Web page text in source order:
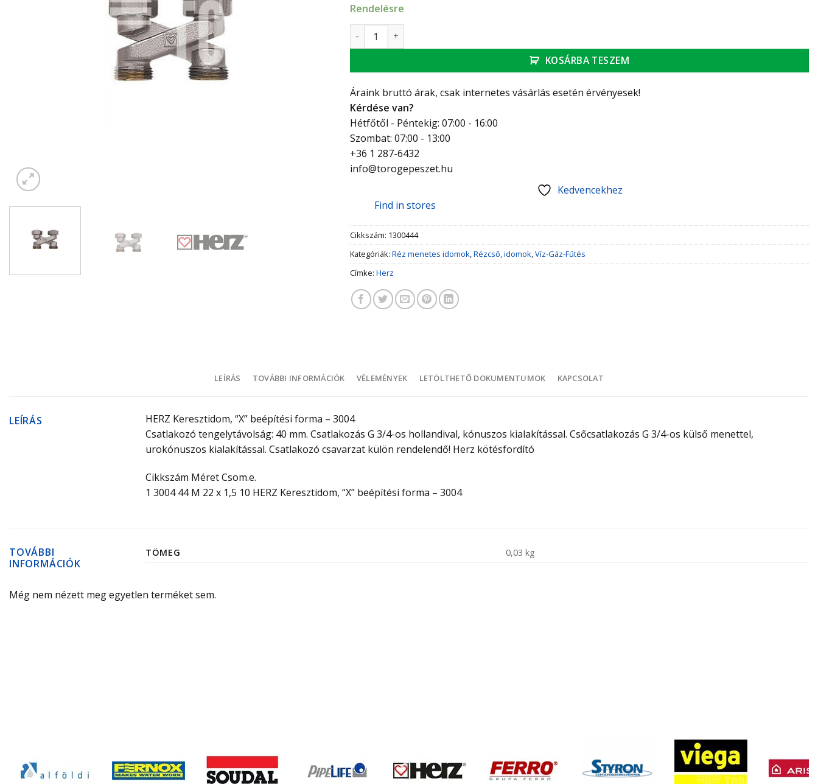
Rendelésre
Herz X keresztidom 3/4"x3/4"-40mm (2db) mennyiség
KOSÁRBA TESZEM
Áraink bruttó árak, csak internetes vásárlás esetén érvényesek!
Kérdése van?
Hétfőtől - Péntekig: 07:00 - 16:00
Szombat: 07:00 - 13:00
+36 1 287-6432
info@torogepeszet.hu
Kedvencekhez
Find in stores
Cikkszám: 1300444
Kategóriák: Réz menetes idomok Rézcső, idomok Víz-Gáz-Fűtés
Címke: Herz
LEÍRÁS TOVÁBBI INFORMÁCIÓK VÉLEMÉNYEK LETÖLTHETŐ DOKUMENTUMOK KAPCSOLAT
LEÍRÁS
HERZ Keresztidom, “X” beépítési forma – 3004
Csatlakozó tengelytávolság: 40 mm. Csatlakozás G 3/4-os hollandival, kónuszos kialakítással. Csőcsatlakozás G 3/4-os külső menettel,
urokónuszos kialakítással. Csatlakozó csavarzat külön rendelendő! Herz kötésfordító
Cikkszám Méret Csom.e.
1 3004 44 M 22 x 1,5 10 HERZ Keresztidom, “X” beépítési forma – 3004
TOVÁBBI
INFORMÁCIÓK
TÖMEG 0,03 kg
Még nem nézett meg egyetlen terméket sem.